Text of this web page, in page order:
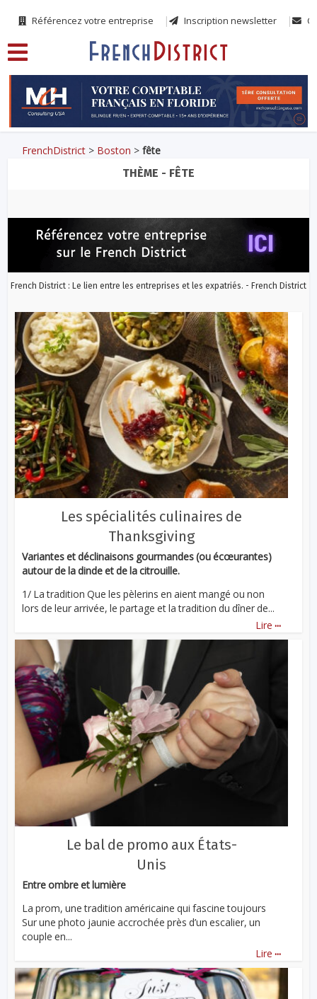
Référencez votre entreprise Inscription newsletter
FrenchDistrict > Boston >fête
THÈME - FÊTE
French District : Le lien entre les entreprises et les expatriés. - French District
Les spécialités culinaires de
Thanksgiving
Variantes et déclinaisons gourmandes (ou écœurantes)
autour de la dinde et de la citrouille.
1/ La tradition Que les pèlerins en aient mangé ou non
lors de leur arrivée, le partage et la tradition du dîner de...
Lire ...
Le bal de promo aux États-
Unis
Entre ombre et lumière
La prom, une tradition américaine qui fascine toujours
Sur une photo jaunie accrochée près d’un escalier, un
couple en...
Lire ...